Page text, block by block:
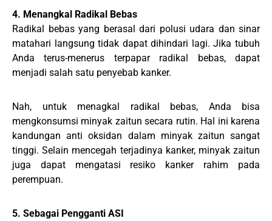
4. Menangkal Radikal Bebas
Radikal bebas yang berasal dari polusi udara dan sinar
matahari langsung tidak dapat dihindari lagi. Jika tubuh
Anda terus-menerus terpapar radikal bebas, dapat
menjadi salah satu penyebab kanker.
Nah, untuk menagkal radikal bebas, Anda bisa
mengkonsumsi minyak zaitun secara rutin. Hal ini karena
kandungan anti oksidan dalam minyak zaitun sangat
tinggi. Selain mencegah terjadinya kanker, minyak zaitun
juga dapat mengatasi resiko kanker rahim pada
perempuan.
5. Sebagai Pengganti ASI